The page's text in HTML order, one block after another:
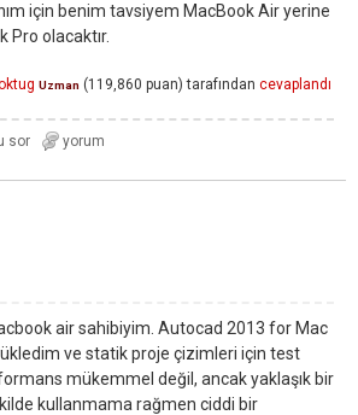
için benim tavsiyem MacBook Air yerine
Pro olacaktır.
Uzman (119,860 puan) tarafından cevaplandı
air sahibiyim. Autocad 2013 for Mac
ve statik proje çizimleri için test
mükemmel değil, ancak yaklaşık bir
kullanmama rağmen ciddi bir